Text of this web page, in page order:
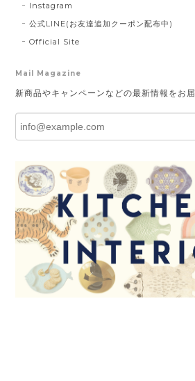
Instagram
公式LINE(お友達追加クーポン配布中)
Official Site
Mail Magazine
新商品やキャンペーンなどの最新情報をお届